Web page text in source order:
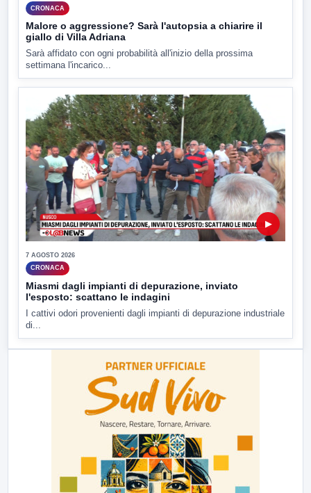
CRONACA
Malore o aggressione? Sarà l'autopsia a chiarire il
giallo di Villa Adriana
Sarà affidato con ogni probabilità all'inizio della prossima
settimana l'incarico...
▶
7 AGOSTO 2026
CRONACA
Miasmi dagli impianti di depurazione, inviato
l'esposto: scattano le indagini
I cattivi odori provenienti dagli impianti di depurazione industriale
di...